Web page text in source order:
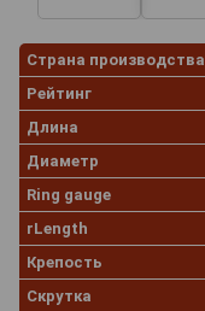
Страна производства
Рейтинг
Длина
Диаметр
Ring gauge
rLength
Крепость
Скрутка